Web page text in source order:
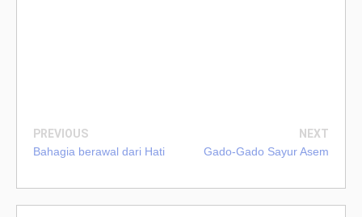
PREVIOUS
Bahagia berawal dari Hati
NEXT
Gado-Gado Sayur Asem